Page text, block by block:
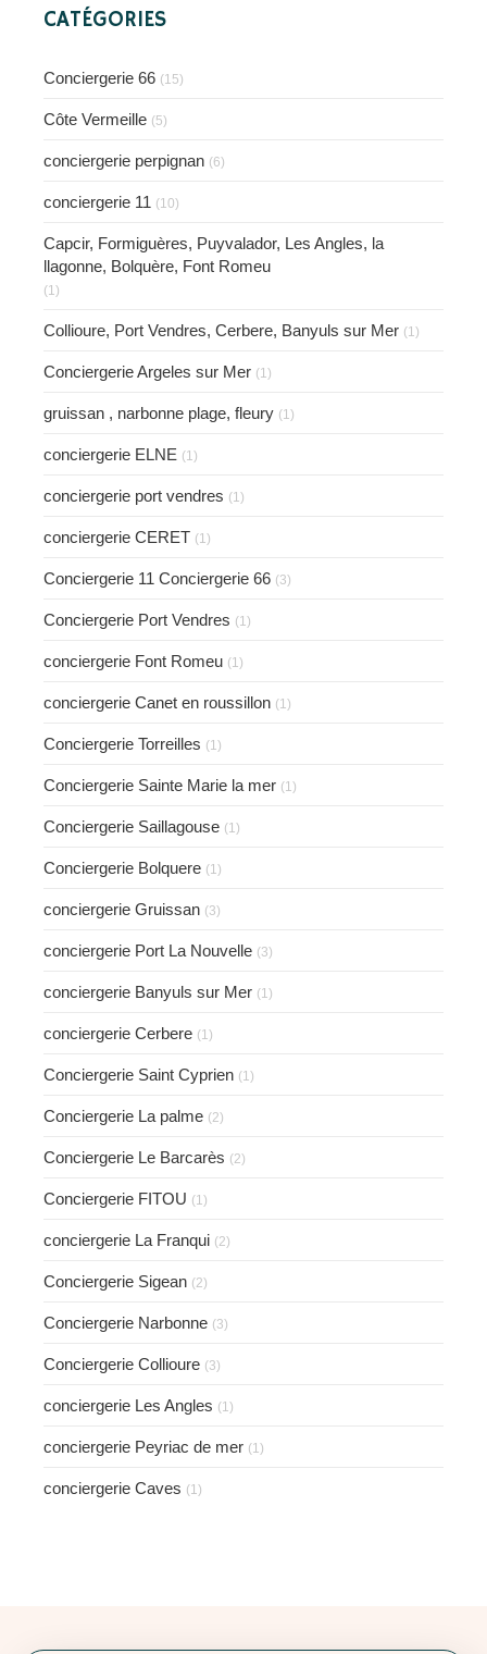
CATÉGORIES
Conciergerie 66 (15)
Côte Vermeille (5)
conciergerie perpignan (6)
conciergerie 11 (10)
Capcir, Formiguères, Puyvalador, Les Angles, la
llagonne, Bolquère, Font Romeu
(1)
Collioure, Port Vendres, Cerbere, Banyuls sur Mer (1)
Conciergerie Argeles sur Mer (1)
gruissan , narbonne plage, fleury (1)
conciergerie ELNE (1)
conciergerie port vendres (1)
conciergerie CERET (1)
Conciergerie 11 Conciergerie 66 (3)
Conciergerie Port Vendres (1)
conciergerie Font Romeu (1)
conciergerie Canet en roussillon (1)
Conciergerie Torreilles (1)
Conciergerie Sainte Marie la mer (1)
Conciergerie Saillagouse (1)
Conciergerie Bolquere (1)
conciergerie Gruissan (3)
conciergerie Port La Nouvelle (3)
conciergerie Banyuls sur Mer (1)
conciergerie Cerbere (1)
Conciergerie Saint Cyprien (1)
Conciergerie La palme (2)
Conciergerie Le Barcarès (2)
Conciergerie FITOU (1)
conciergerie La Franqui (2)
Conciergerie Sigean (2)
Conciergerie Narbonne (3)
Conciergerie Collioure (3)
conciergerie Les Angles (1)
conciergerie Peyriac de mer (1)
conciergerie Caves (1)